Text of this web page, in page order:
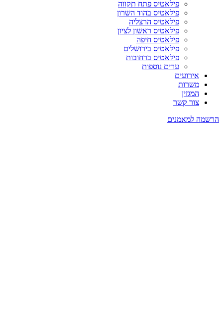
פילאטיס פתח תקווה
פילאטיס בהוד השרון
פילאטיס הרצליה
פילאטיס ראשון לציון
פילאטיס חיפה
פילאטיס בירושלים
פילאטיס ברחובות
ערים נוספות
אירועים
משרות
המגזין
צור קשר
הרשמה למאמנים